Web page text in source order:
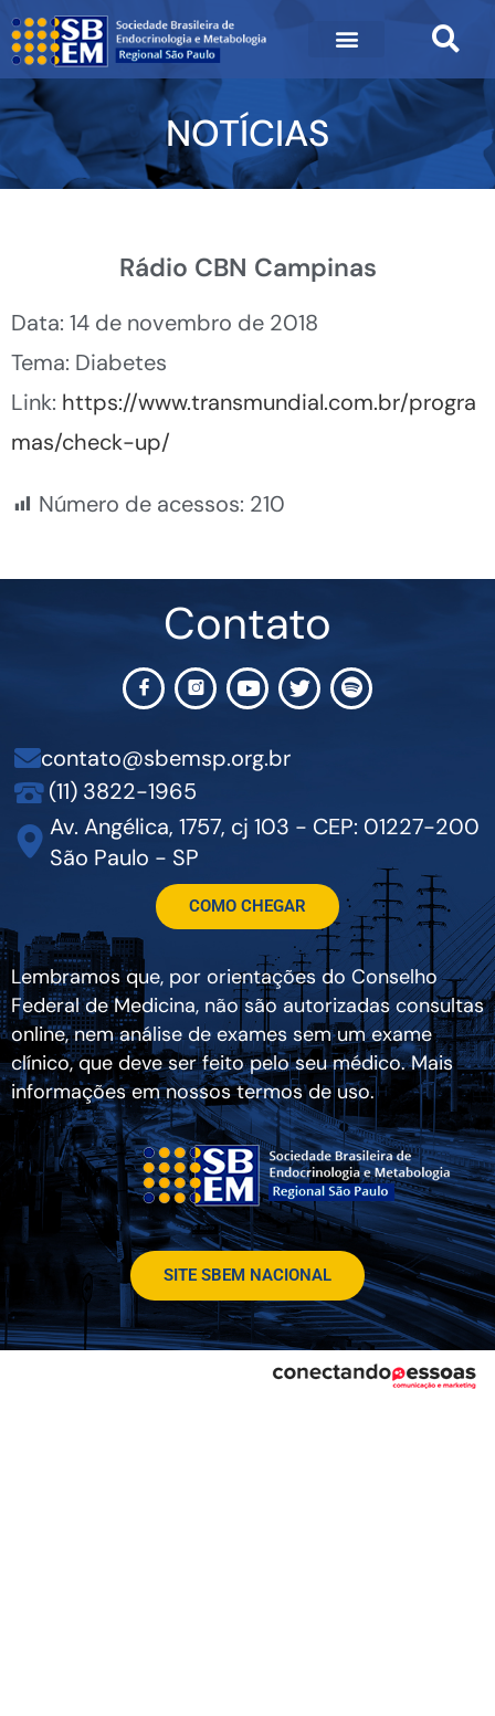
NOTÍCIAS
Rádio CBN Campinas
Data: 14 de novembro de 2018
Tema: Diabetes
Link: https://www.transmundial.com.br/progra
mas/check-up/
Número de acessos: 210
Contato
contato@sbemsp.org.br
(11) 3822-1965
Av. Angélica, 1757, cj 103 - CEP: 01227-200
São Paulo - SP
COMO CHEGAR
Lembramos que, por orientações do Conselho
Federal de Medicina, não são autorizadas consultas
online, nem análise de exames sem um exame
clínico, que deve ser feito pelo seu médico. Mais
informações em nossos termos de uso.
SITE SBEM NACIONAL